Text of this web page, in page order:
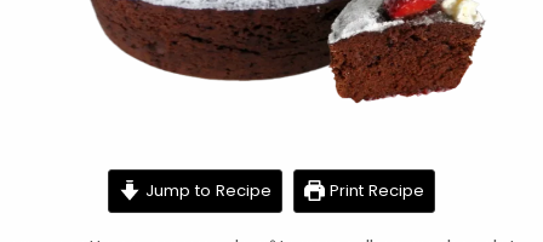
Jump to Recipe Print Recipe
minutes hour minutes